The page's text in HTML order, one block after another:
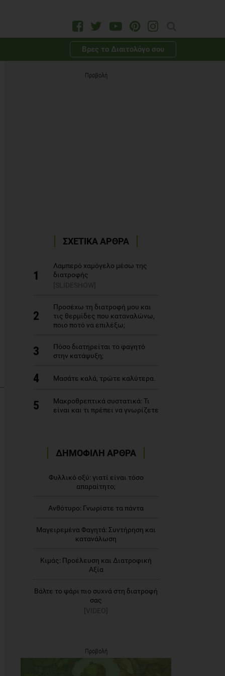
Βρες το Διαιτολόγο σου
Προβολή
ΣΧΕΤΙΚΑ ΑΡΘΡΑ
1
Λαμπερό χαμόγελο μέσω της
διατροφής
[SLIDESHOW]
2
Προσέχω τη διατροφή μου και
τις θερμίδες που καταναλώνω,
ποιο ποτό να επιλέξω;
3
Πόσο διατηρείται το φαγητό
στην κατάψυξη;
4 Μασάτε καλά, τρώτε καλύτερα.
5
Μακροθρεπτικά συστατικά: Τι
είναι και τι πρέπει να γνωρίζετε
ΔΗΜΟΦΙΛΗ ΑΡΘΡΑ
Φυλλικό οξύ: γιατί είναι τόσο
απαραίτητο;
Ανθότυρο: Γνωρίστε τα πάντα
Μαγειρεμένα Φαγητά: Συντήρηση και
κατανάλωση
Κιμάς: Προέλευση και Διατροφική
Αξία
Βάλτε το ψάρι πιο συχνά στη διατροφή
σας
[VIDEO]
Προβολή